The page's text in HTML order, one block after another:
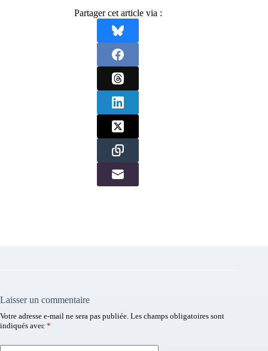
Partager cet article via :
Laisser un commentaire
Votre adresse e-mail ne sera pas publiée. Les champs obligatoires sont
indiqués avec *